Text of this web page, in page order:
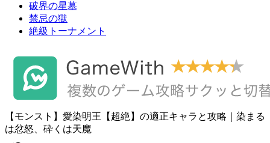
破界の星墓
禁忌の獄
絶級トーナメント
【モンスト】愛染明王【超絶】の適正キャラと攻略｜染まる
は忿怒、砕くは天魔